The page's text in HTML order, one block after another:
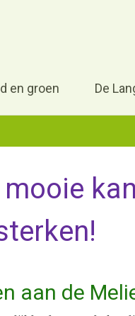
en groen De
aan de